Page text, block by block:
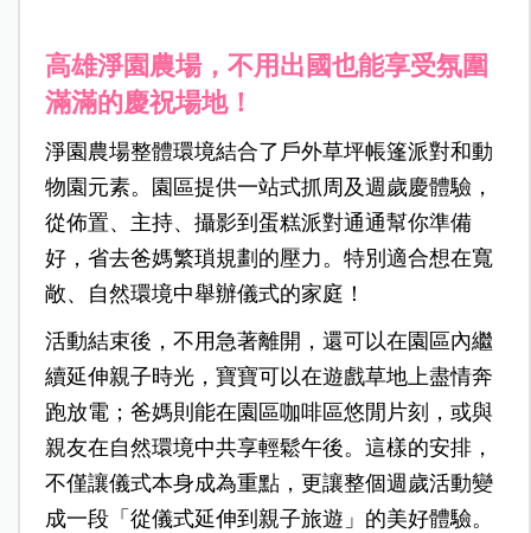
高雄淨園農場，不用出國也能享受氛圍
滿滿的慶祝場地！
淨園農場整體環境結合了戶外草坪帳篷派對和動
物園元素。園區提供一站式抓周及週歲慶體驗，
從佈置、主持、攝影到蛋糕派對通通幫你準備
好，省去爸媽繁瑣規劃的壓力。特別適合想在寬
敞、自然環境中舉辦儀式的家庭！
活動結束後，不用急著離開，還可以在園區內繼
續延伸親子時光，寶寶可以在遊戲草地上盡情奔
跑放電；爸媽則能在園區咖啡區悠閒片刻，或與
親友在自然環境中共享輕鬆午後。這樣的安排，
不僅讓儀式本身成為重點，更讓整個週歲活動變
成一段「從儀式延伸到親子旅遊」的美好體驗。